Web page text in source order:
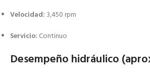
Velocidad: 3,450 rpm
Servicio: Continuo
Desempeño hidráulico